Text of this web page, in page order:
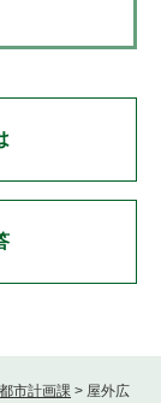
都市計画課 > 屋外広